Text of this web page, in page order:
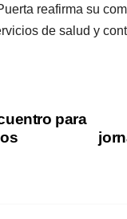
reafirma su
de salud y
para